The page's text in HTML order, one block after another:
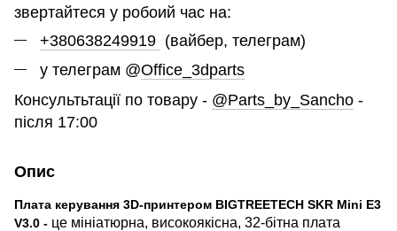
звертайтеся у робоий час на:
+380638249919 (вайбер, телеграм)
у телеграм @Office_3dparts
Консультьтації по товару - @Parts_by_Sancho -
після 17:00
Опис
Плата керування 3D-принтером BIGTREETECH SKR Mini E3
V3.0 - це мініатюрна, високоякісна, 32-бітна плата